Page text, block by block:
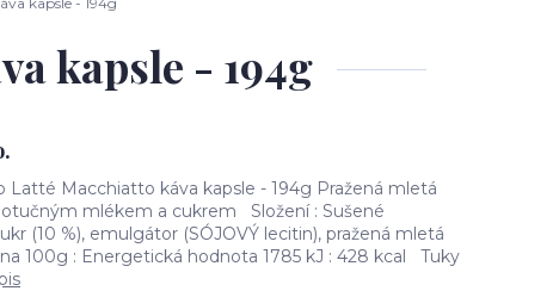
kapsle - 194g
Latté Macchiatto káva kapsle - 194g Pražená mletá
mlékem a cukrem Složení : Sušené
(10 %), emulgátor (SÓJOVÝ lecitin), pražená mletá
100g : Energetická hodnota 1785 kJ : 428 kcal Tuky